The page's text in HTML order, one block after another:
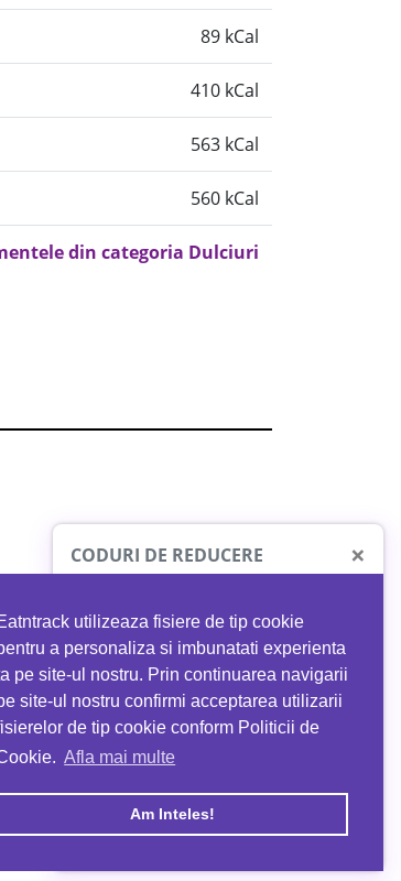
utilizeaza fisiere de tip cookie
a personaliza si imbunatati experienta
pe site-ul nostru. Prin continuarea navigarii
site-ul nostru confirmi acceptarea utilizarii
de tip cookie conform Politicii de
Afla mai multe
Am Inteles!
89 kCal
410 kCal
563 kCal
560 kCal
din categoria Dulciuri
CODURI DE REDUCERE ×
MYPROTEIN
Ai40%reducere la orice comandă
folosind codul EATTRACK